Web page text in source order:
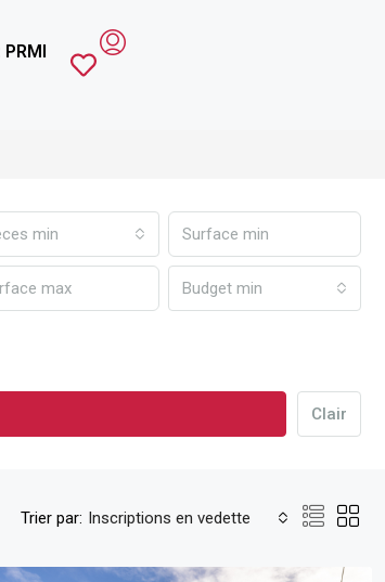
min
Budget min
Clair
Trier par: Inscriptions en vedette